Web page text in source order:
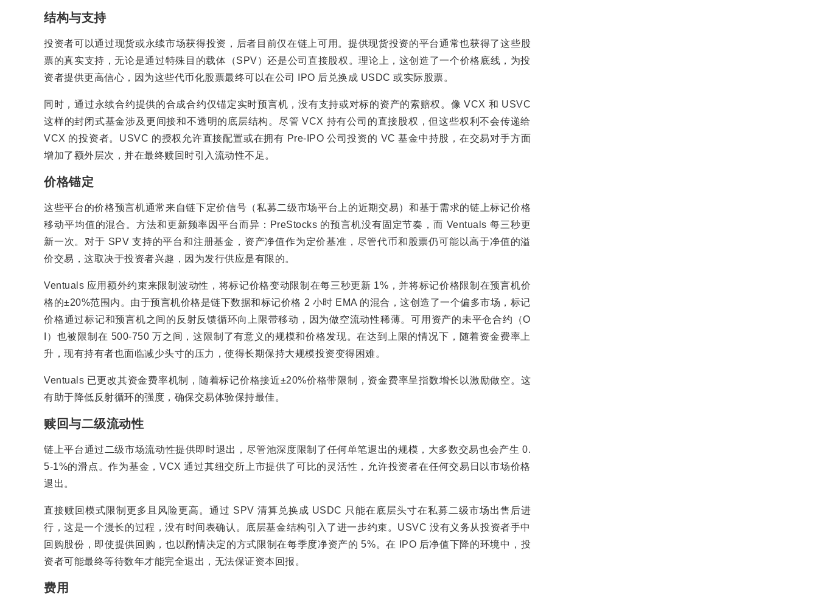
结构与支持
投资者可以通过现货或永续市场获得投资，后者目前仅在链上可用。提供现货投资的平台通常也获得了这些股
票的真实支持，无论是通过特殊目的载体（SPV）还是公司直接股权。理论上，这创造了一个价格底线，为投
资者提供更高信心，因为这些代币化股票最终可以在公司 IPO 后兑换成 USDC 或实际股票。
同时，通过永续合约提供的合成合约仅锚定实时预言机，没有支持或对标的资产的索赔权。像 VCX 和 USVC
这样的封闭式基金涉及更间接和不透明的底层结构。尽管 VCX 持有公司的直接股权，但这些权利不会传递给
VCX 的投资者。USVC 的授权允许直接配置或在拥有 Pre-IPO 公司投资的 VC 基金中持股，在交易对手方面
增加了额外层次，并在最终赎回时引入流动性不足。
价格锚定
这些平台的价格预言机通常来自链下定价信号（私募二级市场平台上的近期交易）和基于需求的链上标记价格
移动平均值的混合。方法和更新频率因平台而异：PreStocks 的预言机没有固定节奏，而 Ventuals 每三秒更
新一次。对于 SPV 支持的平台和注册基金，资产净值作为定价基准，尽管代币和股票仍可能以高于净值的溢
价交易，这取决于投资者兴趣，因为发行供应是有限的。
Ventuals 应用额外约束来限制波动性，将标记价格变动限制在每三秒更新 1%，并将标记价格限制在预言机价
格的±20%范围内。由于预言机价格是链下数据和标记价格 2 小时 EMA 的混合，这创造了一个偏多市场，标记
价格通过标记和预言机之间的反射反馈循环向上限带移动，因为做空流动性稀薄。可用资产的未平仓合约（O
I）也被限制在 500-750 万之间，这限制了有意义的规模和价格发现。在达到上限的情况下，随着资金费率上
升，现有持有者也面临减少头寸的压力，使得长期保持大规模投资变得困难。
Ventuals 已更改其资金费率机制，随着标记价格接近±20%价格带限制，资金费率呈指数增长以激励做空。这
有助于降低反射循环的强度，确保交易体验保持最佳。
赎回与二级流动性
链上平台通过二级市场流动性提供即时退出，尽管池深度限制了任何单笔退出的规模，大多数交易也会产生 0.
5-1%的滑点。作为基金，VCX 通过其纽交所上市提供了可比的灵活性，允许投资者在任何交易日以市场价格
退出。
直接赎回模式限制更多且风险更高。通过 SPV 清算兑换成 USDC 只能在底层头寸在私募二级市场出售后进
行，这是一个漫长的过程，没有时间表确认。底层基金结构引入了进一步约束。USVC 没有义务从投资者手中
回购股份，即使提供回购，也以酌情决定的方式限制在每季度净资产的 5%。在 IPO 后净值下降的环境中，投
资者可能最终等待数年才能完全退出，无法保证资本回报。
费用